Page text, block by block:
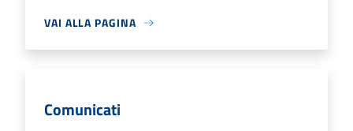
VAI ALLA PAGINA
Comunicati